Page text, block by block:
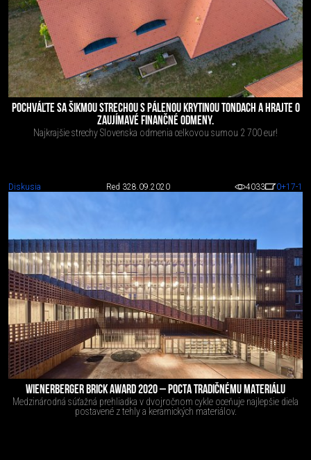
POCHVÁĽTE SA ŠIKMOU STRECHOU S PÁLENOU KRYTINOU TONDACH A HRAJTE O
ZAUJÍMAVÉ FINANČNÉ ODMENY.
Najkrajšie strechy Slovenska odmenia celkovou sumou 2 700 eur!
Diskusia Red 328.09.2020 4033 0+17-1
WIENERBERGER BRICK AWARD 2020 – POCTA TRADIČNÉMU MATERIÁLU
Medzinárodná súťažná prehliadka v dvojročnom cykle oceňuje najlepšie diela
postavené z tehly a keramických materiálov.